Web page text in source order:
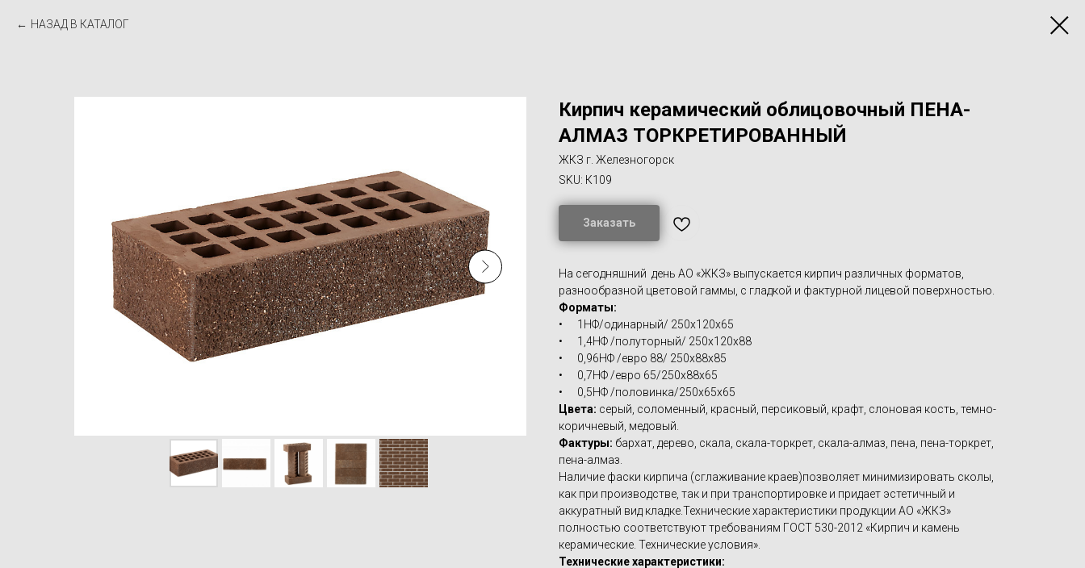
НАЗАД В КАТАЛОГ
Кирпич керамический облицовочный ПЕНА-
АЛМАЗ ТОРКРЕТИРОВАННЫЙ
ЖКЗ г. Железногорск
SKU: К109
Заказать
На сегодняшний день АО «ЖКЗ» выпускается кирпич различных форматов,
разнообразной цветовой гаммы, с гладкой и фактурной лицевой поверхностью.
Форматы:
• 1НФ/одинарный/ 250х120х65
• 1,4НФ /полуторный/ 250х120х88
• 0,96НФ /евро 88/ 250х88х85
• 0,7НФ /евро 65/250х88х65
• 0,5НФ /половинка/250х65х65
Цвета: серый, соломенный, красный, персиковый, крафт, слоновая кость, темно-
коричневый, медовый.
Фактуры: бархат, дерево, скала, скала-торкрет, скала-алмаз, пена, пена-торкрет,
пена-алмаз.
Наличие фаски кирпича (сглаживание краев)позволяет минимизировать сколы,
как при производстве, так и при транспортировке и придает эстетичный и
аккуратный вид кладке.Технические характеристики продукции АО «ЖКЗ»
полностью соответствуют требованиям ГОСТ 530-2012 «Кирпич и камень
керамические. Технические условия».
Технические характеристики: